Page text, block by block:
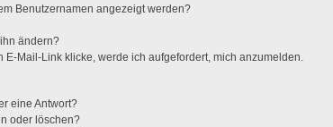
Benutzernamen angezeigt werden?
ändern?
E-Mail-Link klicke, werde ich aufgefordert, mich anzumelden.
eine Antwort?
oder löschen?